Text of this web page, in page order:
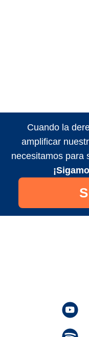
Cuando la
amplificar
necesitamos para